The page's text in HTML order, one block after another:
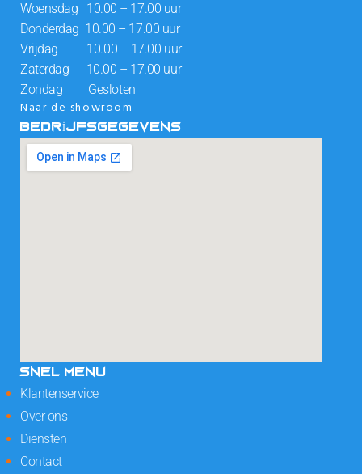
Woensdag 10.00 – 17.00 uur
Donderdag 10.00 – 17.00 uur
Vrijdag 10.00 – 17.00 uur
Zaterdag 10.00 – 17.00 uur
Zondag Gesloten
Naar de showroom
BEDRIJFSGEGEVENS
SNEL MENU
Klantenservice
Over ons
Diensten
Contact